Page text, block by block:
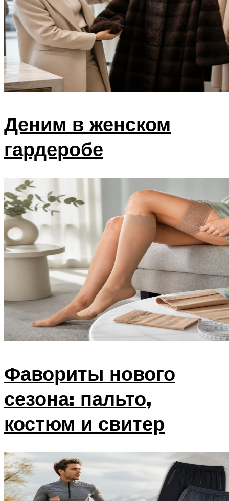
Деним в женском
гардеробе
Фавориты нового
сезона: пальто,
костюм и свитер